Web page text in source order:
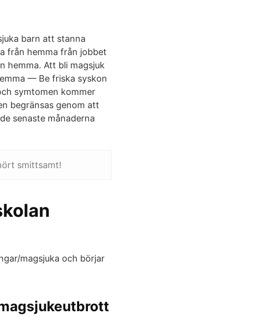
barn att stanna
från hemma från jobbet
hemma. Att bli magsjuk
— Be friska syskon
symtomen kommer
begränsas genom att
senaste månaderna
smittsamt!
magsjuka och börjar